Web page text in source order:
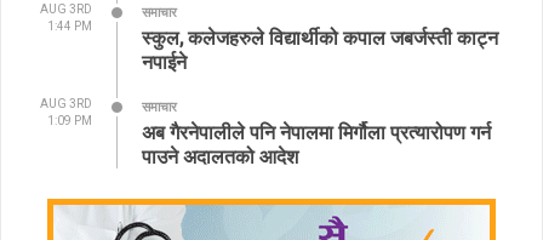
AUG 3RD
1:44 PM
समाचार
स्कुल, कलेजहरुले विद्यार्थीको कपाल जबर्जस्ती काट्न
नपाईने
AUG 3RD
1:09 PM
समाचार
अब गैरनेपालीले पनि नेपालमा मिर्गौला प्रत्यारोपण गर्न
पाउने अदालतको आदेश